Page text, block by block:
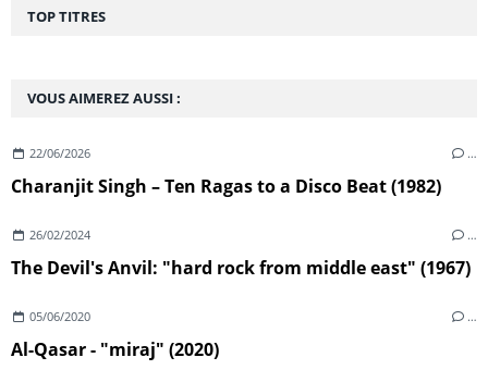
VOUS AIMEREZ AUSSI :
22/06/2026 …
Charanjit Singh – Ten Ragas to a Disco Beat (1982)
26/02/2024 …
The Devil's Anvil: "hard rock from middle east" (1967)
05/06/2020 …
Al-Qasar - "miraj" (2020)
TOP TITRES